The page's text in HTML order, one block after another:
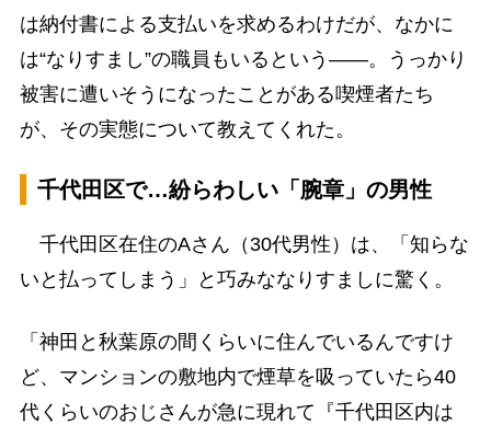
は納付書による支払いを求めるわけだが、なかに
は“なりすまし”の職員もいるという――。うっかり
被害に遭いそうになったことがある喫煙者たち
が、その実態について教えてくれた。
千代田区で…紛らわしい「腕章」の男性
千代田区在住のAさん（30代男性）は、「知らな
いと払ってしまう」と巧みななりすましに驚く。
「神田と秋葉原の間くらいに住んでいるんですけ
ど、マンションの敷地内で煙草を吸っていたら40
代くらいのおじさんが急に現れて『千代田区内は